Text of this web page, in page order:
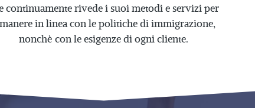
continuamente rivede i suoi metodi e servizi per
in linea con le politiche di immigrazione,
nonchè con leesigenze di ogni cliente.